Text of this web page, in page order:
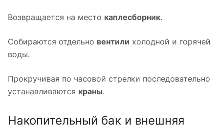
Возвращается на место каплесборник.
Собираются отдельно вентили холодной и горячей
воды.
Прокручивая по часовой стрелки последовательно
устанавливаются краны.
Накопительный бак и внешняя